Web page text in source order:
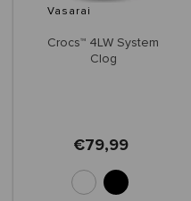
Vasarai
Crocs™ 4LW System
Clog
€79,99